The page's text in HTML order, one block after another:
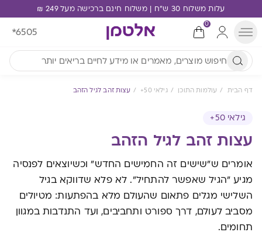
עלות משלוח 30 ש"ח | משלוח חינם ברכישה מעל 249 ₪
0
*6505
דף הבית עולמות התוכן גילאי 50+ עצות זהב לגיל הזהב
גילאי 50+
עצות זהב לגיל הזהב
אומרים ש"שישים זה החמישים החדש" וכשיוצאים לפנסיה
מגיע "הגיל שאפשר להתחיל". לא פלא שדווקא בגיל
השלישי מגלים פתאום שהעולם מלא בהפתעות: מטיולים
מסביב לעולם, דרך ספורט ותחביבים, ועד התנדבות במגוון
תחומים.